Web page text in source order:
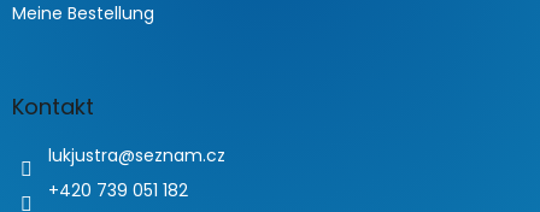
Meine Bestellung
Kontakt
lukjustra@seznam.cz
+420 739 051 182